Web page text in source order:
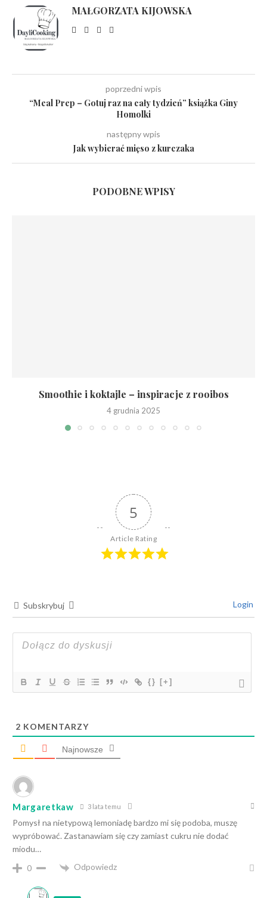
MAŁGORZATA KIJOWSKA
poprzedni wpis
“Meal Prep – Gotuj raz na cały tydzień” książka Giny
Homolki
następny wpis
Jak wybierać mięso z kurczaka
PODOBNE WPISY
Smoothie i koktajle – inspiracje z rooibos
4 grudnia 2025
5
Article Rating
Subskrybuj Login
{} [+]
2 KOMENTARZY
Najnowsze
Margaretkaw 3 lata temu
Pomysł na nietypową lemoniadę bardzo mi się podoba, muszę
wypróbować. Zastanawiam się czy zamiast cukru nie dodać
miodu…
0
Odpowiedz